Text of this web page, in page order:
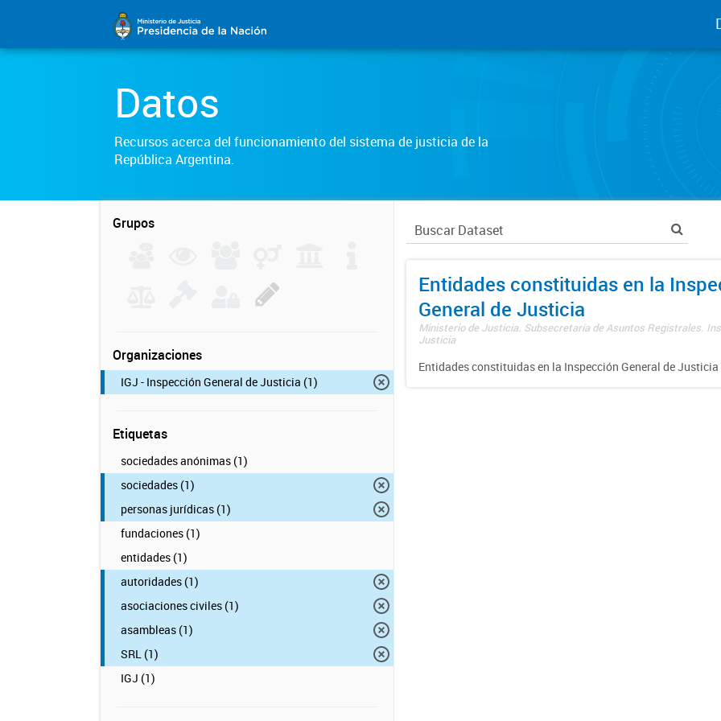
Datos
Recursos acerca del funcionamiento del sistema de justicia de la
República Argentina.
Grupos
Organizaciones
IGJ - Inspección General de Justicia (1)
Etiquetas
sociedades anónimas (1)
sociedades (1)
personas jurídicas (1)
fundaciones (1)
entidades (1)
autoridades (1)
asociaciones civiles (1)
asambleas (1)
SRL (1)
IGJ (1)
Entidades constituidas en la
General de Justicia
Ministerio de Justicia. Subsecretaría de Asuntos Registrales.
Justicia
Entidades constituidas en la Inspección General de Justicia